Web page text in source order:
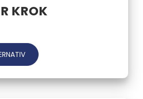
KROK